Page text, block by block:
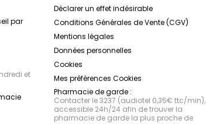
par
et
Déclarer un effet indésirable
Conditions Générales de Vente (CGV)
Mentions légales
Données personnelles
Cookies
Mes préférences Cookies
Pharmacie de garde :
Contacter le 3237 (audiotel 0,35€ ttc/min),
accessible 24h/24 afin de trouver la
pharmacie de garde la plus proche de